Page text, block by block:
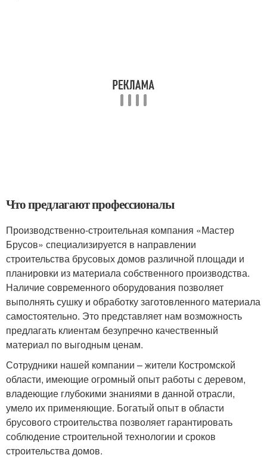
Что предлагают профессионалы
Производственно-строительная компания «Мастер
Брусов» специализируется в направлении
строительства брусовых домов различной площади и
планировки из материала собственного производства.
Наличие современного оборудования позволяет
выполнять сушку и обработку заготовленного материала
самостоятельно. Это представляет нам возможность
предлагать клиентам безупречно качественный
материал по выгодным ценам.
Сотрудники нашей компании – жители Костромской
области, имеющие огромный опыт работы с деревом,
владеющие глубокими знаниями в данной отрасли,
умело их применяющие. Богатый опыт в области
брусового строительства позволяет гарантировать
соблюдение строительной технологии и сроков
строительства домов.